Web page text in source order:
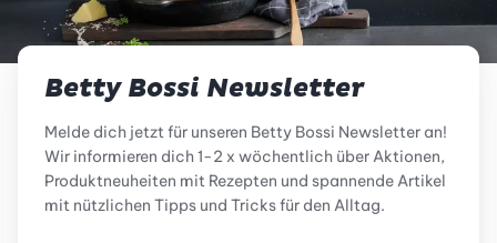
Betty Bossi Newsletter
Melde dich jetzt für unseren Betty Bossi Newsletter an!
Wir informieren dich 1-2 x wöchentlich über Aktionen,
Produktneuheiten mit Rezepten und spannende Artikel
mit nützlichen Tipps und Tricks für den Alltag.